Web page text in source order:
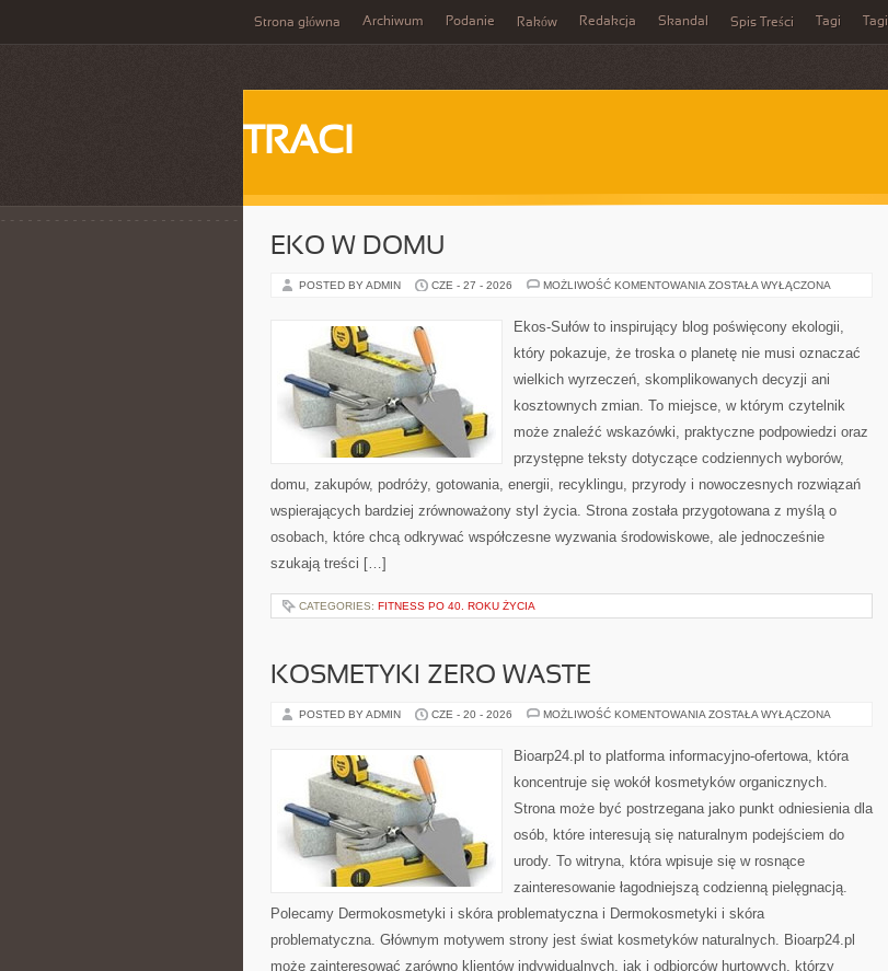
Strona główna Archiwum Podanie Raków Redakcja Skandal Spis Treści Tagi Tagi
TRACI
EKO W DOMU
POSTED BY ADMIN CZE - 27 - 2026 MOŻLIWOŚĆ KOMENTOWANIA EKO
ZOSTAŁA WYŁĄCZONA
Ekos-Sułów to inspirujący blog poświęcony ekologii,
który pokazuje, że troska o planetę nie musi oznaczać
wielkich wyrzeczeń, skomplikowanych decyzji ani
kosztownych zmian. To miejsce, w którym czytelnik
może znaleźć wskazówki, praktyczne podpowiedzi oraz
przystępne teksty dotyczące codziennych wyborów,
domu, zakupów, podróży, gotowania, energii, recyklingu, przyrody i nowoczesnych rozwiązań
wspierających bardziej zrównoważony styl życia. Strona została przygotowana z myślą o
osobach, które chcą odkrywać współczesne wyzwania środowiskowe, ale jednocześnie
szukają treści […]
CATEGORIES: FITNESS PO 40. ROKU ŻYCIA
KOSMETYKI ZERO WASTE
POSTED BY ADMIN CZE - 20 - 2026 MOŻLIWOŚĆ KOMENTOWANIA KOSMETYKI
ZOSTAŁA WYŁĄCZONA
Bioarp24.pl to platforma informacyjno-ofertowa, która
koncentruje się wokół kosmetyków organicznych.
Strona może być postrzegana jako punkt odniesienia dla
osób, które interesują się naturalnym podejściem do
urody. To witryna, która wpisuje się w rosnące
zainteresowanie łagodniejszą codzienną pielęgnacją.
Polecamy Dermokosmetyki i skóra problematyczna i Dermokosmetyki i skóra
problematyczna. Głównym motywem strony jest świat kosmetyków naturalnych. Bioarp24.pl
może zainteresować zarówno klientów indywidualnych, jak i odbiorców hurtowych, którzy